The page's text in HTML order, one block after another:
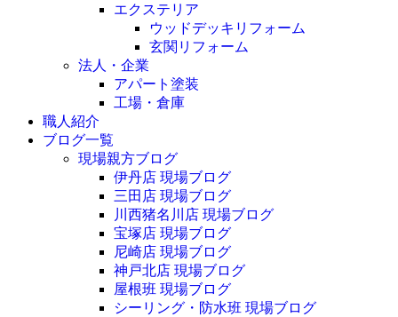
エクステリア
ウッドデッキリフォーム
玄関リフォーム
法人・企業
アパート塗装
工場・倉庫
職人紹介
ブログ一覧
現場親方ブログ
伊丹店 現場ブログ
三田店 現場ブログ
川西猪名川店 現場ブログ
宝塚店 現場ブログ
尼崎店 現場ブログ
神戸北店 現場ブログ
屋根班 現場ブログ
シーリング・防水班 現場ブログ